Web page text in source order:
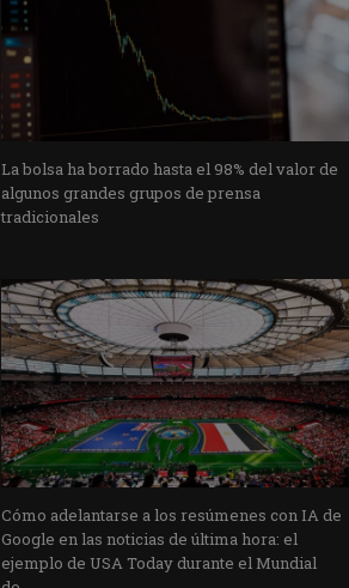
La bolsa ha borrado hasta el 98% del valor de
algunos grandes grupos de prensa
tradicionales
Cómo adelantarse a los resúmenes con IA de
Google en las noticias de última hora: el
ejemplo de USA Today durante el Mundial